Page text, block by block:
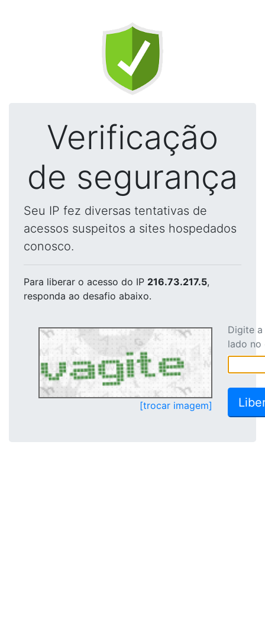
Verificação
de segurança
Seu IP fez diversas tentativas de
acessos suspeitos a sites hospedados
conosco.
Para liberar o acesso do IP 216.73.217.5,
responda ao desafio abaixo.
[trocar imagem]
Digite
lado no